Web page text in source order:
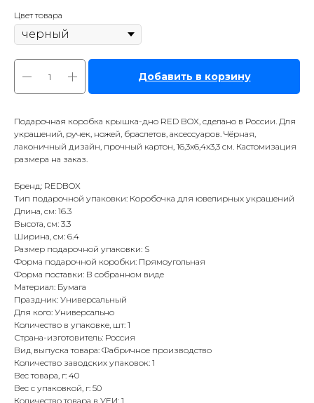
Цвет товара
Добавить в корзину
Подарочная коробка крышка-дно RED BOX, сделано в России. Для
украшений, ручек, ножей, браслетов, аксессуаров. Чёрная,
лаконичный дизайн, прочный картон, 16,3x6,4x3,3 см. Кастомизация
размера на заказ.
Бренд: REDBOX
Тип подарочной упаковки: Коробочка для ювелирных украшений
Длина, см: 16.3
Высота, см: 3.3
Ширина, см: 6.4
Размер подарочной упаковки: S
Форма подарочной коробки: Прямоугольная
Форма поставки: В собранном виде
Материал: Бумага
Праздник: Универсальный
Для кого: Универсально
Количество в упаковке, шт: 1
Страна-изготовитель: Россия
Вид выпуска товара: Фабричное производство
Количество заводских упаковок: 1
Вес товара, г: 40
Вес с упаковкой, г: 50
Количество товара в УЕИ: 1